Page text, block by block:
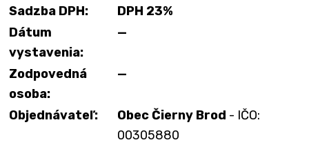
Sadzba DPH:
DPH 23%
Dátum
vystavenia:
—
Zodpovedná
osoba:
—
Objednávateľ: Obec Čierny Brod - IČO:
00305880